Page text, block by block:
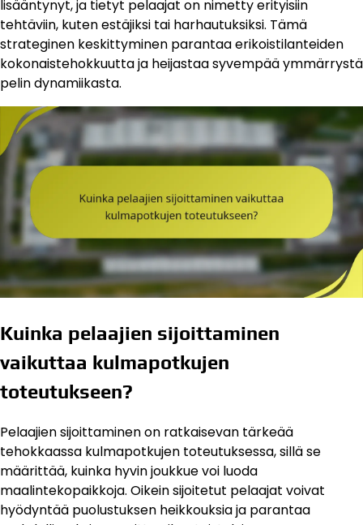
lisääntynyt, ja tietyt pelaajat on nimetty erityisiin
tehtäviin, kuten estäjiksi tai harhautuksiksi. Tämä
strateginen keskittyminen parantaa erikoistilanteiden
kokonaistehokkuutta ja heijastaa syvempää ymmärrystä
pelin dynamiikasta.
Kuinka pelaajien sijoittaminen
vaikuttaa kulmapotkujen
toteutukseen?
Pelaajien sijoittaminen on ratkaisevan tärkeää
tehokkaassa kulmapotkujen toteutuksessa, sillä se
määrittää, kuinka hyvin joukkue voi luoda
maalintekopaikkoja. Oikein sijoitetut pelaajat voivat
hyödyntää puolustuksen heikkouksia ja parantaa